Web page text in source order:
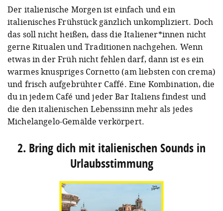
Der italienische Morgen ist einfach und ein
italienisches Frühstück gänzlich unkompliziert. Doch
das soll nicht heißen, dass die Italiener*innen nicht
gerne Ritualen und Traditionen nachgehen. Wenn
etwas in der Früh nicht fehlen darf, dann ist es ein
warmes knuspriges Cornetto (am liebsten con crema)
und frisch aufgebrühter Caffé. Eine Kombination, die
du in jedem Café und jeder Bar Italiens findest und
die den italienischen Lebenssinn mehr als jedes
Michelangelo-Gemälde verkörpert.
2. Bring dich mit italienischen Sounds in
Urlaubsstimmung